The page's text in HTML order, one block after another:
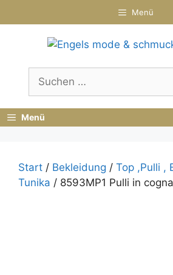
Inhalt
Menü
Suchen
nach:
Menü
Start / Bekleidung / Top ,Pulli ,
Tunika / 8593MP1 Pulli in